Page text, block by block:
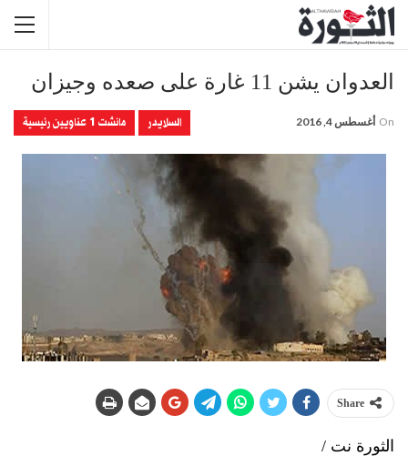
العدوان يشن 11 غارة على صعده وجيزان
السلايدر مانشت 1 عناويين رئيسية On أغسطس 4, 2016
Share
الثورة نت /